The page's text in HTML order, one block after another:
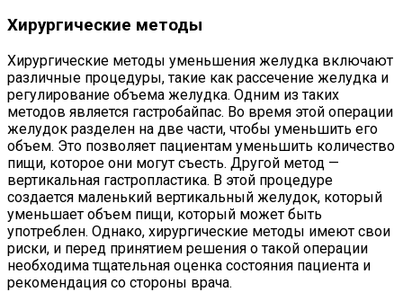
Хирургические методы
Хирургические методы уменьшения желудка включают
различные процедуры, такие как рассечение желудка и
регулирование объема желудка. Одним из таких
методов является гастробайпас. Во время этой операции
желудок разделен на две части, чтобы уменьшить его
объем. Это позволяет пациентам уменьшить количество
пищи, которое они могут съесть. Другой метод —
вертикальная гастропластика. В этой процедуре
создается маленький вертикальный желудок, который
уменьшает объем пищи, который может быть
употреблен. Однако, хирургические методы имеют свои
риски, и перед принятием решения о такой операции
необходима тщательная оценка состояния пациента и
рекомендация со стороны врача.